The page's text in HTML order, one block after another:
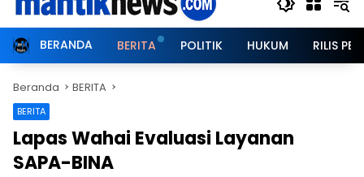
BERANDA BERITA POLITIK HUKUM RILIS
Beranda BERITA
BERITA
Lapas Wahai Evaluasi Layanan
SAPA-BINA